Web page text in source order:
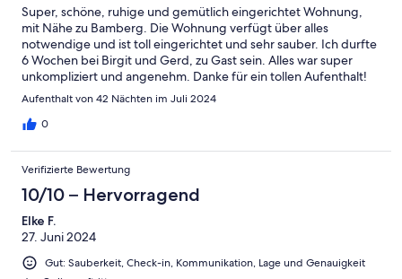
Super, schöne, ruhige und gemütlich eingerichtet Wohnung,
mit Nähe zu Bamberg. Die Wohnung verfügt über alles
notwendige und ist toll eingerichtet und sehr sauber. Ich durfte
6 Wochen bei Birgit und Gerd, zu Gast sein. Alles war super
unkompliziert und angenehm. Danke für ein tollen Aufenthalt!
Aufenthalt von 42 Nächten im Juli 2024
0
Verifizierte Bewertung
10/10 – Hervorragend
Elke F.
27. Juni 2024
Gut: Sauberkeit, Check-in, Kommunikation, Lage und Genauigkeit